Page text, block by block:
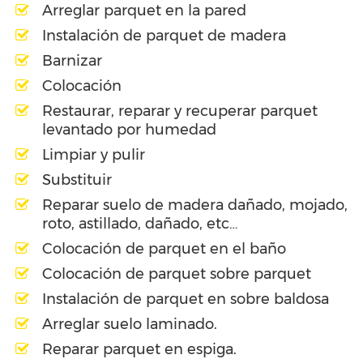
Arreglar parquet en la pared
Instalación de parquet de madera
Barnizar
Colocación
Restaurar, reparar y recuperar parquet
levantado por humedad
Limpiar y pulir
Substituir
Reparar suelo de madera dañado, mojado,
roto, astillado, dañado, etc…
Colocación de parquet en el baño
Colocación de parquet sobre parquet
Instalación de parquet en sobre baldosa
Arreglar suelo laminado.
Reparar parquet en espiga.